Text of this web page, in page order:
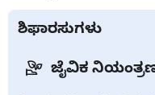
ಶಿಫಾರಸುಗಳು
ಜೈವಿಕ